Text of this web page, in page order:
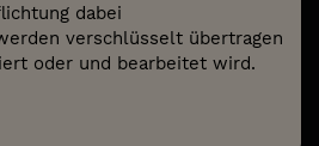
dabei
verschlüsselt übertragen
oder und bearbeitet wird.